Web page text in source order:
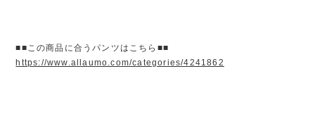
■■この商品に合うパンツはこちら■■
https://www.allaumo.com/categories/4241862